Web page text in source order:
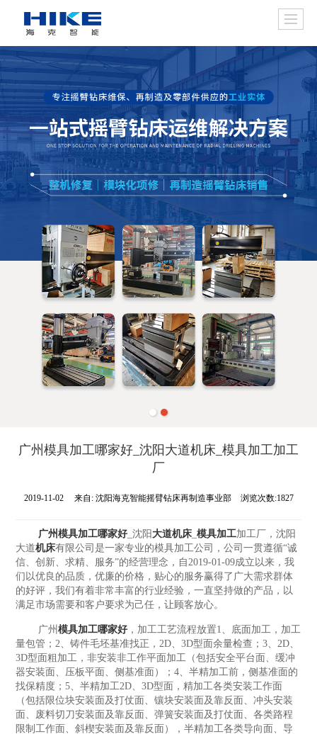
广州模具加工哪家好_沈阳大道机床_模具加工加工
厂
2019-11-02 来自: 沈阳海克智能摇臂钻床再制造事业部 浏览次数:1827
广州模具加工哪家好_沈阳大道机床_ 模具加工加工厂，沈阳
大道机床有限公司是一家专业的模具加工公司，公司一贯遵循“诚
信、创新、求精、服务”的经营理念，自2019-01-09成立以来，我
们以优良的品质，优廉的价格，贴心的服务赢得了广大需求群体
的好评，我们有着非常丰富的行业经验，一直坚持做的产品，以
满足市场需要和客户要求为己任，让顾客放心。
广州 模具加工哪家好，加工工艺流程放置1、底面加工，加工
量包管；2、铸件毛坯基准找正，2D、3D型面余量检查；3、2D、
3D型面粗加工，非安装非工作平面加工（包括安全平台面、缓冲
器安装面、压板平面、侧基准面）；4、半精加工前，侧基准面的
找保精度；5、半精加工2D、3D型面，精加工各类安装工作面
（包括限位块安装面及打仗面、镶块安装面及靠反面、冲头安装
面、废料切刀安装面及靠反面、弹簧安装面及打仗面、各类路程
限制工作面、斜楔安装面及靠反面），半精加工各类导向面、导